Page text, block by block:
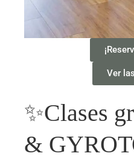
Ver
✨Clases
&